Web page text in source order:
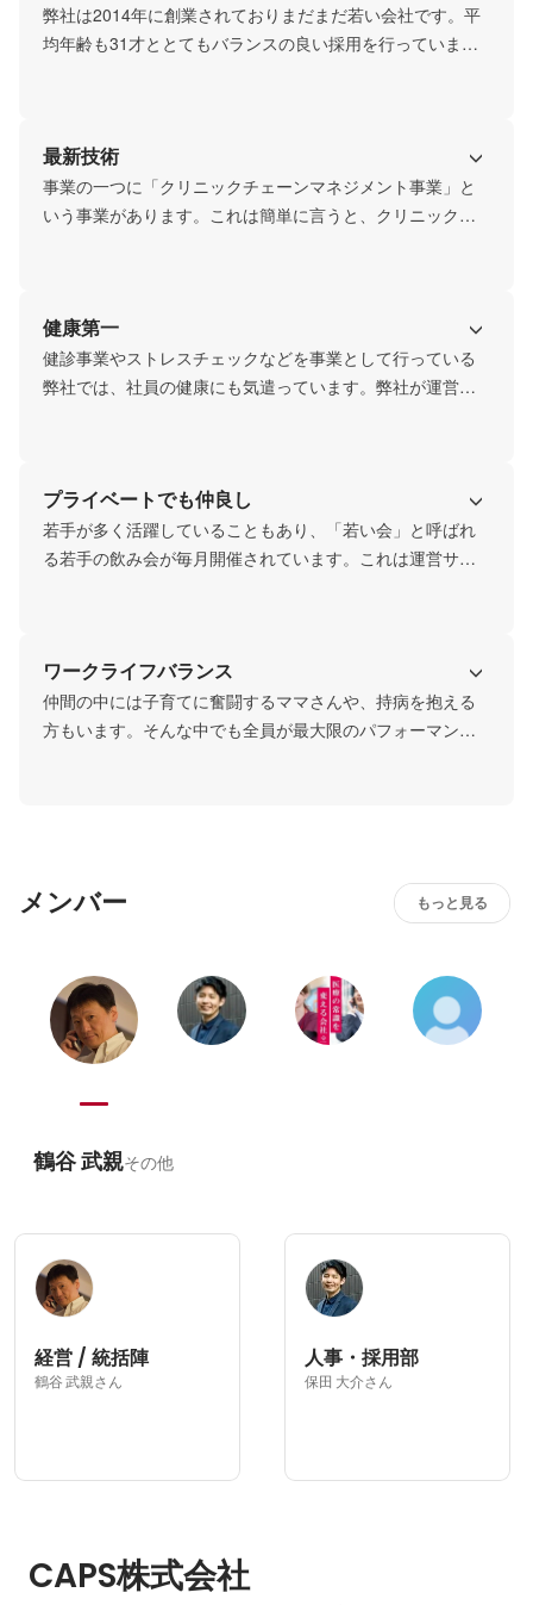
そ全員が優秀なメンバーへと育っています。
弊社は2014年に創業されておりまだまだ若い会社です。平
均年齢も31才ととてもバランスの良い採用を行っていま
なフィードバックを受けながら仕事を進めることができま
す。
最新技術
事業の一つに「クリニックチェーンマネジメント事業」と
いう事業があります。これは簡単に言うと、クリニックを
既に８拠点にて展開をしています。また、弊社ではキャッ
プスクリニックで使用するカルテや問診票などをITを駆使
して自社開発しています。
健康第一
健診事業やストレスチェックなどを事業として行っている
弊社では、社員の健康にも気遣っています。弊社が運営を
が数多く在籍しています。(笑)
プライベートでも仲良し
若手が多く活躍していることもあり、「若い会」と呼ばれ
る若手の飲み会が毎月開催されています。これは運営サポ
ケーションを大切にしています。
ワークライフバランス
仲間の中には子育てに奮闘するママさんや、持病を抱える
方もいます。そんな中でも全員が最大限のパフォーマンス
す。
メンバー もっと見る
鶴谷 武親その他
経営 / 統括陣
鶴谷 武親さん
人事・採用部
保田 大介さん
CAPS株式会社